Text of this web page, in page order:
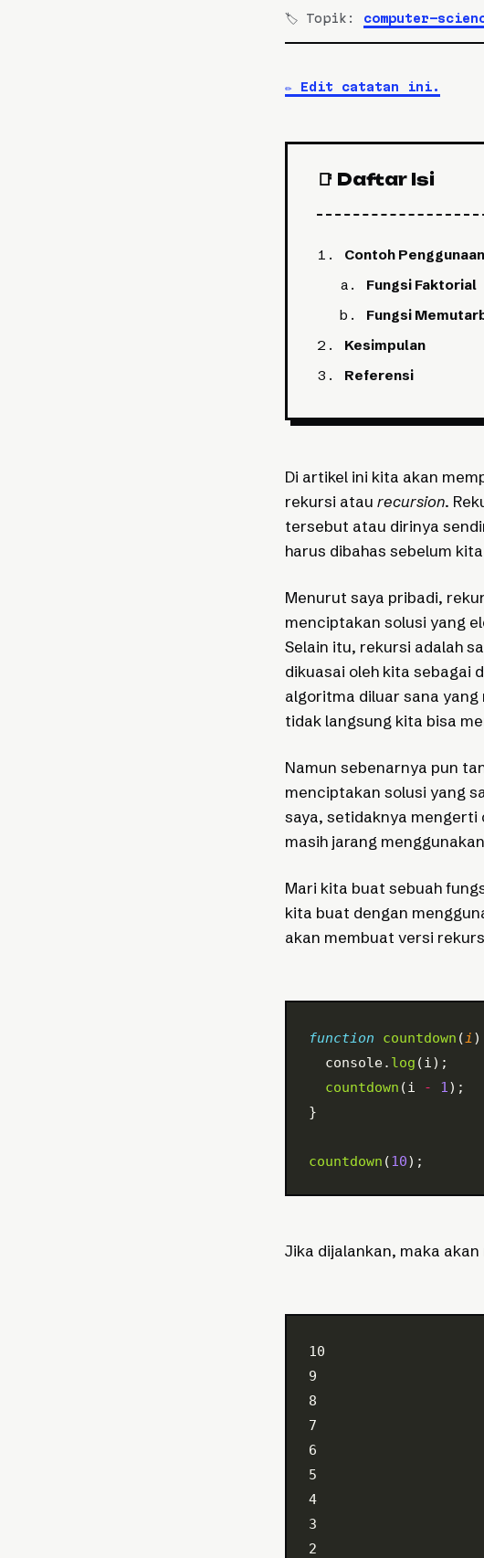
🏷️ Topik: computer-
✏️ Edit catatan ini.
📑 Daftar Isi
Contoh
Fungsi Faktorial
Fungsi
Kesimpulan
Referensi
Di artikel ini kita akan
rekursi atau recursion.
tersebut atau dirinya
harus dibahas sebelum
Menurut saya pribadi,
menciptakan solusi yang
Selain itu, rekursi adalah
dikuasai oleh kita sebagai
algoritma diluar sana
tidak langsung kita bisa
Namun sebenarnya pun
menciptakan solusi yang
saya, setidaknya mengerti
masih jarang
Mari kita buat sebuah
kita buat dengan
akan membuat versi
function countdown (i
  console.
log (i);
  countdown
(i - 1);
}
countdown (10);
Jika dijalankan, maka
10
9
8
7
6
5
4
3
2